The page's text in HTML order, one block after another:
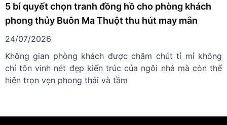
5 bí quyết chọn tranh đồng hồ cho phòng khách
phong thủy Buôn Ma Thuột thu hút may mắn
24/07/2026
Không gian phòng khách được chăm chút tỉ mỉ không
chỉ tôn vinh nét đẹp kiến trúc của ngôi nhà mà còn thể
hiện trọn vẹn phong thái và tầm